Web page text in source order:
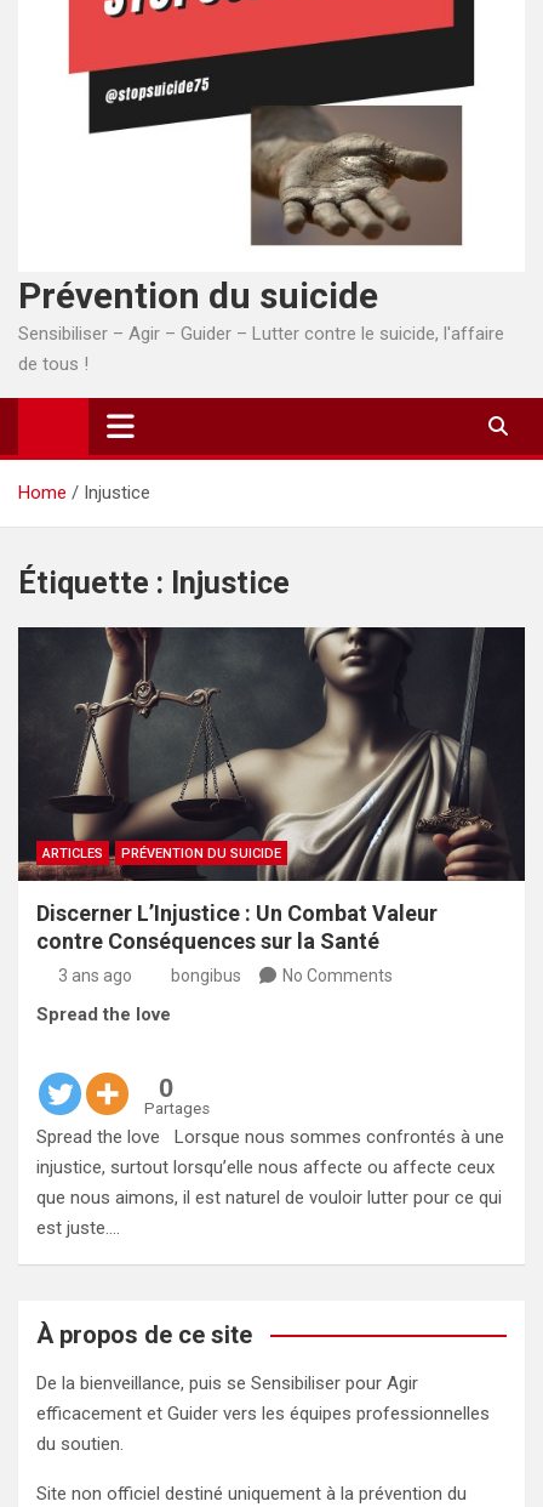
Prévention du suicide
Sensibiliser – Agir – Guider – Lutter contre le suicide, l'affaire
de tous !
Home Injustice
Étiquette : Injustice
ARTICLES PRÉVENTION DU SUICIDE
Discerner L’Injustice : Un Combat Valeur
contre Conséquences sur la Santé
3 ans ago bongibus No Comments
Spread the love
0
Partages
Spread the love Lorsque nous sommes confrontés à une
injustice, surtout lorsqu’elle nous affecte ou affecte ceux
que nous aimons, il est naturel de vouloir lutter pour ce qui
est juste.…
À propos de ce site
De la bienveillance, puis se Sensibiliser pour Agir
efficacement et Guider vers les équipes professionnelles
du soutien.
Site non officiel destiné uniquement à la prévention du